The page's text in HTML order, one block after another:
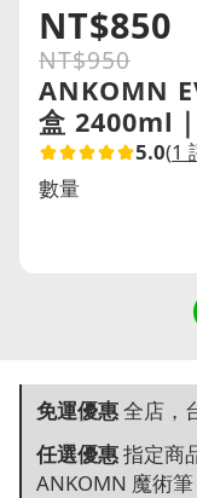
NT$850
NT$950
ANKOMN
盒 2400ml
5.0(1
數量
免運優惠全店，
任選優惠指定商
ANKOMN 魔術筆